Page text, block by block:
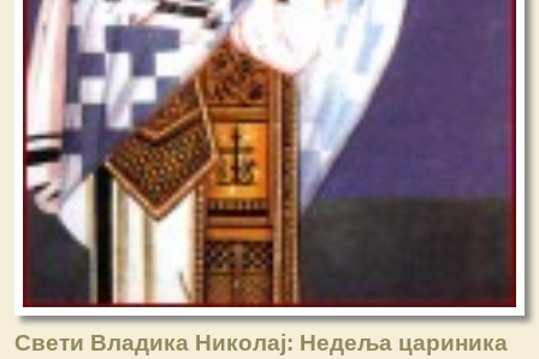
Свети Владика Николај: Недеља цариника